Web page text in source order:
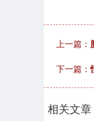
上一篇：
下一篇：
相关文章